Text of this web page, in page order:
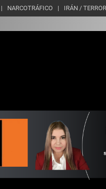
NARCOTRÁFICO IRÁN /